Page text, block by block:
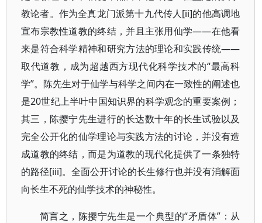
教论者。作为全真龙门派第十九代传人[ii]的他高调地
宣布宗教性道教的终结，并且主张用仙学——在他看
来是符合科学精神和研究方法的理论和实践传统——
取代道教，成为超越西方现代化科学技术的“最高科
学”。陈先生对于仙学与科学之间内在一致性的阐述也
是20世纪上半叶中国知识界的科学观念的重要案例；
其三，陈撄宁先生进行的长达数十年的长生试验以及
完全公开化的仙学理论与实践方法的讨论，并没有造
成道教的终结，而是为道教的现代化提供了一条独特
的路径[iii]。全面公开讨论的长生修行也并没有消解面
向长生不死的仙学技术的神秘性。
简言之，陈撄宁先生是一个典型的“矛盾体”：从